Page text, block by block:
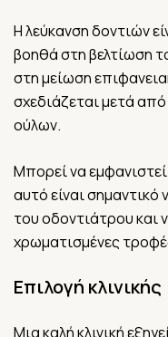
Η λεύκανση δοντιών
βοηθά στη βελτίωση
στη μείωση
σχεδιάζεται μετά
ούλων.
Μπορεί να
αυτό είναι σημαντικό
του οδοντιάτρου και
χρωματισμένες
Επιλογή κλινικής
Μια καλή κλινική